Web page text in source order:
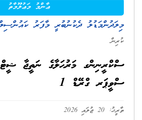
ޢާންމު މަޢުލޫމާތު
މިލަދުންމަޑުލު ދެކުނުބުރީ މާފަރު
ކުރިން
ސްކްރީނިންގ މަރުޙަލާގެ ނަތީޖާ
ސްވީޕަރ ގްރޭޑް 1
ތާރީޚު: 20 ޖުލައި 2026